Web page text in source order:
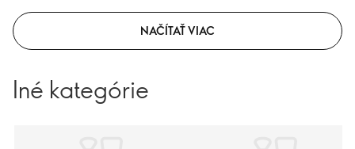
NAČÍTAŤ VIAC
Iné kategórie